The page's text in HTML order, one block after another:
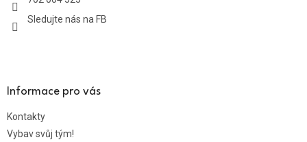
Sledujte nás na FB
Informace pro vás
Kontakty
Vybav svůj tým!